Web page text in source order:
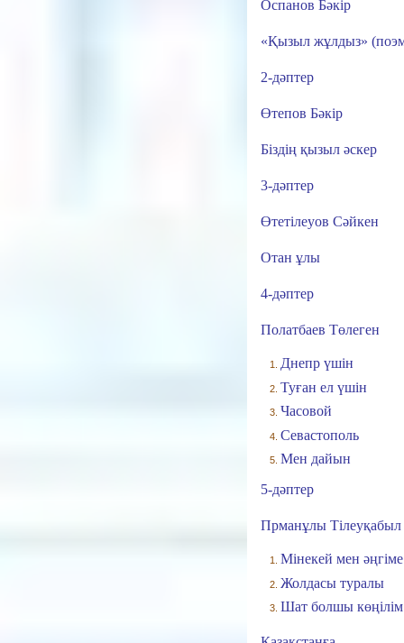
Оспанов Бәкір
«Қызыл жұлдыз»
2-дәптер
Өтепов Бәкір
Біздің қызыл әскер
3-дәптер
Өтетілеуов Сәйкен
Отан ұлы
4-дәптер
Полатбаев Төлеген
Днепр үшін
Туған ел үшін
Часовой
Севастополь
Мен дайын
5-дәптер
Прманұлы Тілеуқабыл
Мінекей мен
Жолдасы туралы
Шат болшы көңілім